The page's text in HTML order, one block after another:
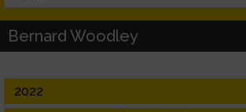
Bernard Woodley
2022